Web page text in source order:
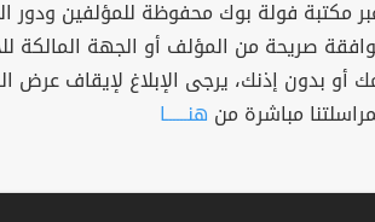
مكتبة فولة بوك محفوظة للمؤلفين ودور
صريحة من المؤلف أو الجهة المالكة
أو بدون إذنك، يرجى الإبلاغ لإيقاف عرض
مباشرة من هنــــــا